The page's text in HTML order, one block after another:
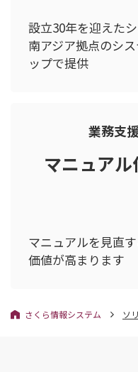
設立30年を迎えた
南アジア拠点のシ
ップで提供
業務支
マニュア
マニュアルを見直す
価値が高まります
さくら情報システム ソ